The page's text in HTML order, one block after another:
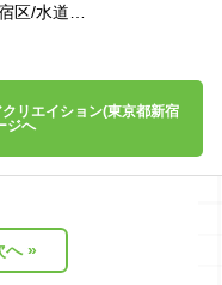
区/水道…
リエイション(東京都新宿
ジへ
へ »